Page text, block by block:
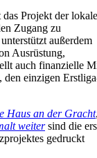
Projekt der
Zugang zu
außerdem
Ausrüstung,
auch finanzielle
einzigen
Haus an der Gracht,
weitersind die
gedruckt